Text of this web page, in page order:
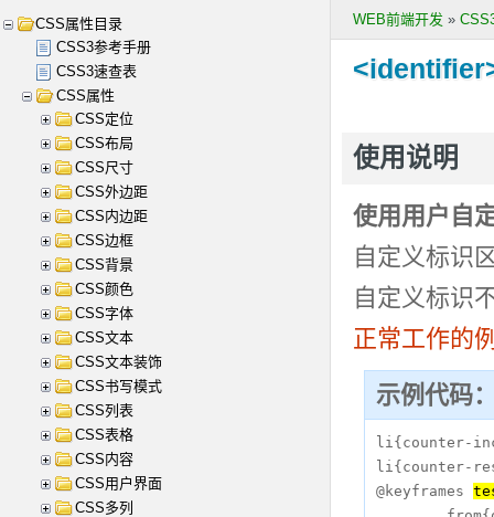
WEB前端开发 »
使用说明
使用用户自
自定义标识
自定义标识
正常工作的
示例代码
li{counter-
li{counter-
@keyframes
CSS属性目录
CSS3参考手册
CSS3速查表
CSS属性
CSS定位
CSS布局
CSS尺寸
CSS外边距
CSS内边距
CSS边框
CSS背景
CSS颜色
CSS字体
CSS文本
CSS文本装饰
CSS书写模式
CSS列表
CSS表格
CSS内容
CSS用户界面
CSS多列